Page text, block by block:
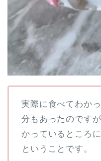
実際に食べてわか
分もあったのです
かっているところ
ということです。